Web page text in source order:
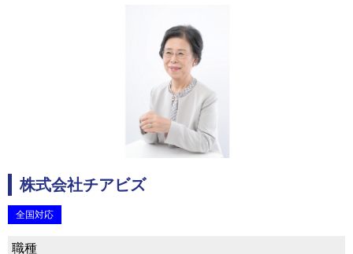
株式会社チアビズ
全国対応
職種